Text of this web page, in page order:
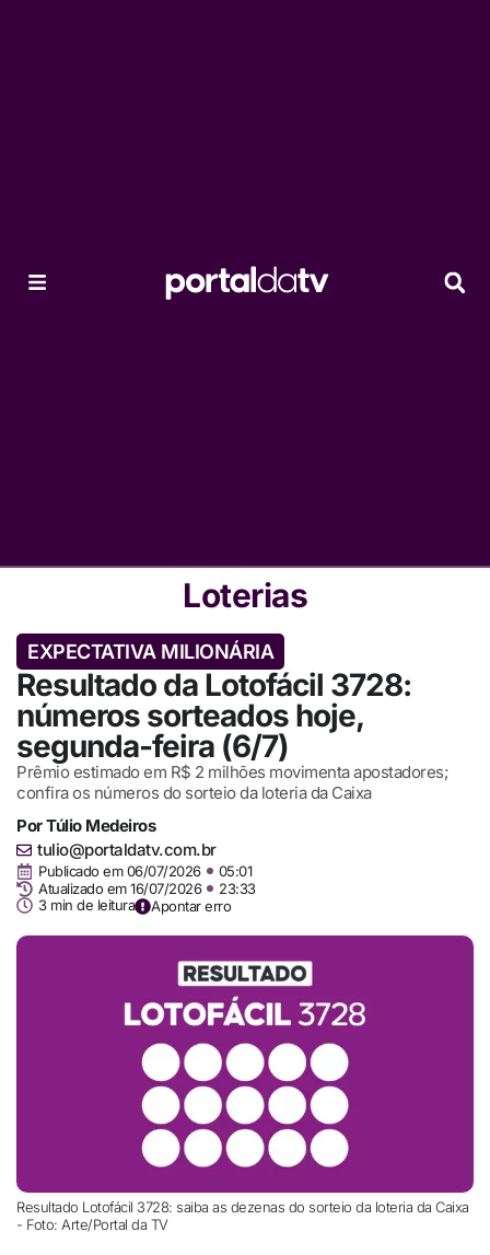
Loterias
EXPECTATIVA MILIONÁRIA
Resultado da Lotofácil 3728:
números sorteados hoje,
segunda-feira (6/7)
Prêmio estimado em R$ 2 milhões movimenta apostadores;
confira os números do sorteio da loteria da Caixa
PorTúlio Medeiros
tulio@portaldatv.com.br
Publicado em 06/07/2026
05:01
Atualizado em 16/07/2026
23:33
3 min de leitura
Apontar erro
Resultado Lotofácil 3728: saiba as dezenas do sorteio da loteria da Caixa
- Foto: Arte/Portal da TV